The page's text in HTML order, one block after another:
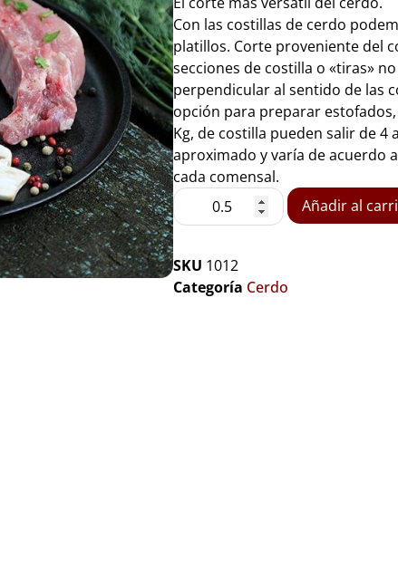
Con las costillas de cerdo
platillos. Corte proveniente del
secciones de costilla o «tiras»
perpendicular al sentido de las
opción para preparar
Kg, de costilla pueden salir de 4
aproximado y varía de acuerdo
cada comensal.
Añadir al
SKU 1012
Categoría Cerdo